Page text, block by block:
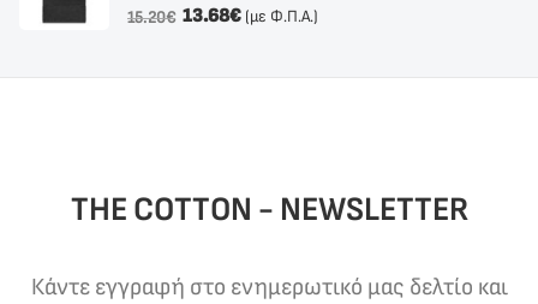
15.20€ 13.68€ (με Φ.Π.Α.)
THE COTTON - NEWSLETTER
Κάντε εγγραφή στο ενημερωτικό μας δελτίο και